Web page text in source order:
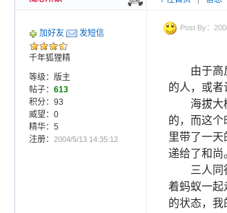
加好友 发短信
千年狐狸精
等级：版主
帖子： 613
积分：93
威望：0
精华：5
注册：
2004/5/13 14:35:12
Post By：
由于高
的人，或者
海拔大
的，而这
里带了一
递给了和尚
三人
着蚂蚁一起
的状态，我